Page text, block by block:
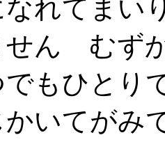
なれてまい
せん むず
でもひと
いてがみ